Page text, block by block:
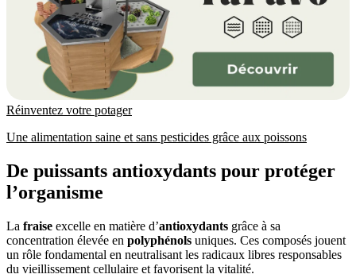
Réinventez votre potager
Une alimentation saine et sans pesticides grâce aux poissons
De puissants antioxydants pour protéger
l’organisme
La fraise excelle en matière d’antioxydants grâce à sa
concentration élevée en polyphénols uniques. Ces composés jouent
un rôle fondamental en neutralisant les radicaux libres responsables
du vieillissement cellulaire et favorisent la vitalité.